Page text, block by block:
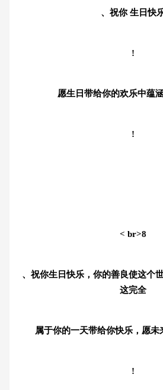
、祝你 生日快
!
愿生日带给你的欢乐中蕴
!
< br>8
、祝你生日快乐，你的善良使这个
这完全
属于你的一天带给你快乐，愿未
!